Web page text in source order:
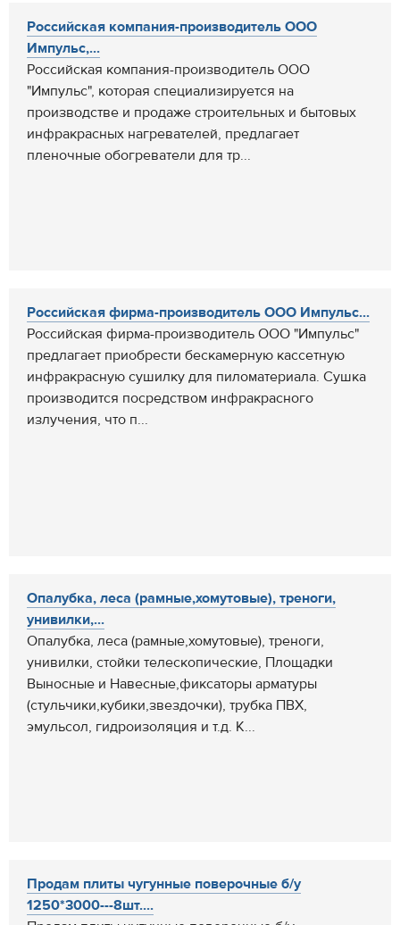
Российская компания-производитель ООО
Импульс,...
Российская компания-производитель ООО
"Импульс", которая специализируется на
производстве и продаже строительных и бытовых
инфракрасных нагревателей, предлагает
пленочные обогреватели для тр...
Российская фирма-производитель ООО Импульс...
Российская фирма-производитель ООО "Импульс"
предлагает приобрести бескамерную кассетную
инфракрасную сушилку для пиломатериала. Сушка
производится посредством инфракрасного
излучения, что п...
Опалубка, леса (рамные,хомутовые), треноги,
унивилки,...
Опалубка, леса (рамные,хомутовые), треноги,
унивилки, стойки телескопические, Площадки
Выносные и Навесные,фиксаторы арматуры
(стульчики,кубики,звездочки), трубка ПВХ,
эмульсол, гидроизоляция и т.д. К...
Продам плиты чугунные поверочные б/у
1250*3000---8шт....